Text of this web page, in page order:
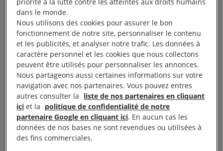
l’ONG CCFD révèle que quatre banques françaises
et une entreprise d’assurance (BNP Paribas, Crédit
agricole, Société générale, BPCE, AXA) ont des
participations dans ces banques israéliennes. Elles
ont donc un lien avec l’entreprise de colonisation.
Aussi indirect qu’il puisse paraître, ce lien n’en n’est
pas moins réel et fondamental. Selon un diplomate
qui a tenu à rester anonyme,« toute relation
économique avec une entité israélienne quelle
dans le monde.
Nous utilisons des cookies pour assurer le bon
fonctionnement de notre site, personnaliser le contenu
et les publicités, et analyser notre trafic. Les données à
caractère personnel et les cookies que nous collectons
peuvent être utilisés pour personnaliser les annonces.
Nous partageons aussi certaines informations sur votre
navigation avec nos partenaires. Vous pouvez entres
autres consulter la liste de nos partenaires en cliquant
ici et la politique de confidentialité de notre
partenaire Google en cliquant ici. En aucun cas les
données de nos bases ne sont revendues ou utilisées à
des fins commerciales.